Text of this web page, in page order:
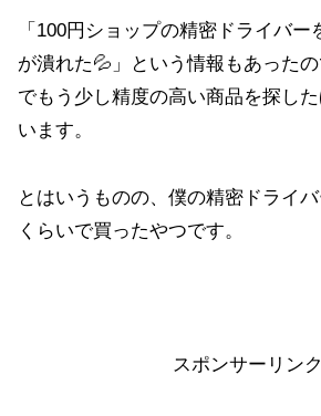
「100円ショップの精密ドライバー
が潰れた💦」という情報もあった
でもう少し精度の高い商品を探し
います。
とはいうものの、僕の精密ドライ
くらいで買ったやつです。
スポンサーリンク